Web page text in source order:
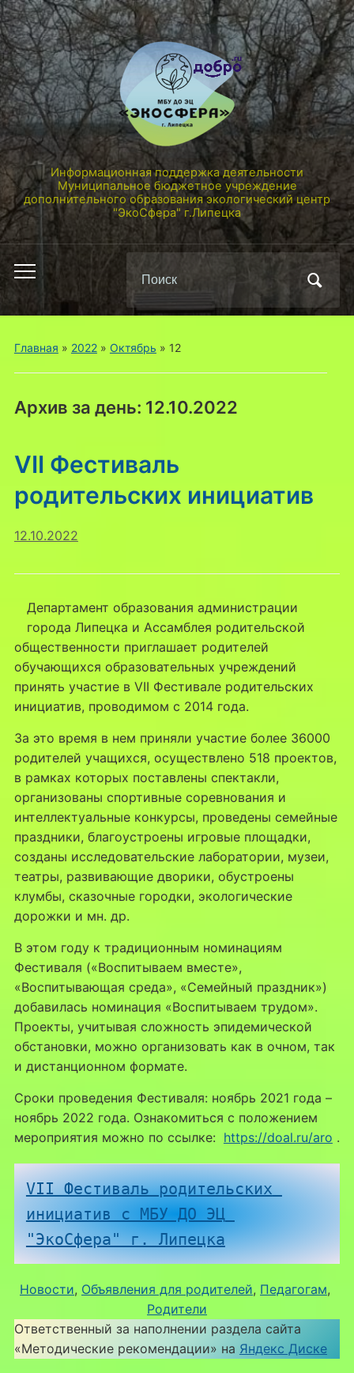
Информационная поддержка деятельности
Муниципальное бюджетное учреждение
дополнительного образования экологический центр
"ЭкоСфера" г.Липецка
Переключить
мобильное
меню
Поиск
по:
Главная » 2022» Октябрь » 12
Архив за день: 12.10.2022
VII Фестиваль
родительских инициатив
12.10.2022
Департамент образования администрации
города Липецка и Ассамблея родительской
общественности приглашает родителей
обучающихся образовательных учреждений
принять участие в VII Фестивале родительских
инициатив, проводимом с 2014 года.
За это время в нем приняли участие более 36000
родителей учащихся, осуществлено 518 проектов,
в рамках которых поставлены спектакли,
организованы спортивные соревнования и
интеллектуальные конкурсы, проведены семейные
праздники, благоустроены игровые площадки,
созданы исследовательские лаборатории, музеи,
театры, развивающие дворики, обустроены
клумбы, сказочные городки, экологические
дорожки и мн. др.
В этом году к традиционным номинациям
Фестиваля («Воспитываем вместе»,
«Воспитывающая среда», «Семейный праздник»)
добавилась номинация «Воспитываем трудом».
Проекты, учитывая сложность эпидемической
обстановки, можно организовать как в очном, так
и дистанционном формате.
Сроки проведения Фестиваля: ноябрь 2021 года –
ноябрь 2022 года. Ознакомиться с положением
мероприятия можно по ссылке: https://doal.ru/aro .
VII Фестиваль родительских
инициатив с МБУ ДО ЭЦ
"ЭкоСфера" г. Липецка
Новости, Объявления для родителей, Педагогам
Родители
Ответственный за наполнении раздела сайта
«Методические рекомендации» на Яндекс Диске